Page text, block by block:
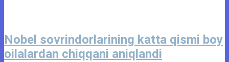
Nobel sovrindorlarining katta qismi boy
oilalardan chiqqani aniqlandi